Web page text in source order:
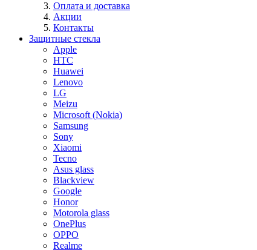
Оплата и доставка
Акции
Контакты
Защитные стекла
Apple
HTC
Huawei
Lenovo
LG
Meizu
Microsoft (Nokia)
Samsung
Sony
Xiaomi
Tecno
Asus glass
Blackview
Google
Honor
Motorola glass
OnePlus
OPPO
Realme